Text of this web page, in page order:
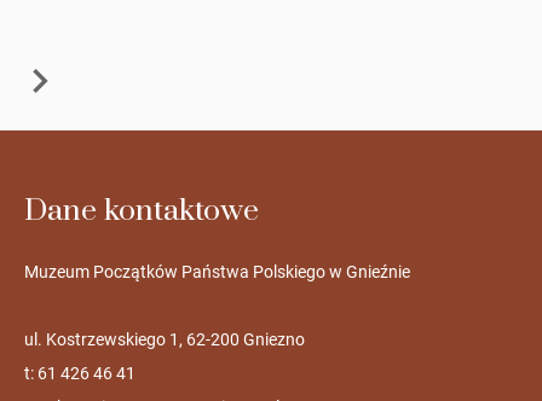
Dane kontaktowe
Muzeum Początków Państwa Polskiego w Gnieźnie
ul. Kostrzewskiego 1, 62-200 Gniezno
t: 61 426 46 41